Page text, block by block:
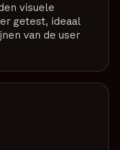
visuele
getest, ideaal
van de user